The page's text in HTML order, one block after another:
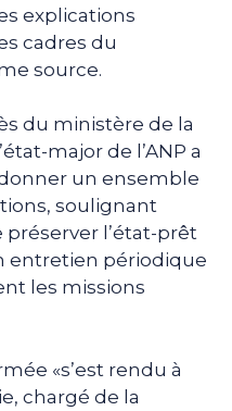
explications
cadres du
source.
du ministère de la
major de l’ANP a
un ensemble
soulignant
l’état-prêt
entretien périodique
les missions
«s’est rendu à
chargé de la